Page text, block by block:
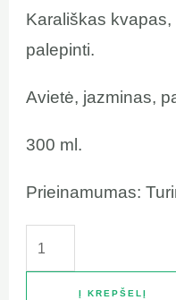
Karališkas
palepinti.
Avietė, jazminas,
300 ml.
Prieinamumas:
Į KREPŠELĮ